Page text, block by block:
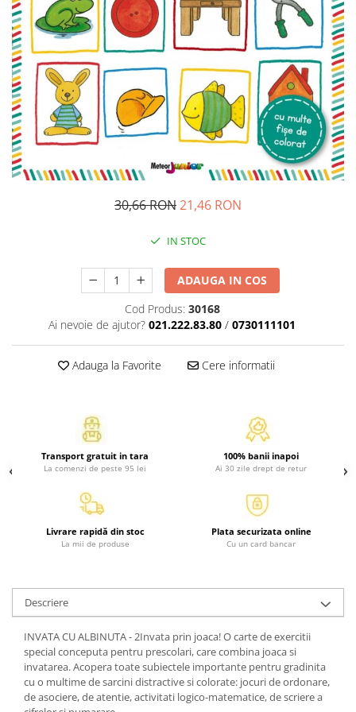
Resurse umane
Vanzari si marketing
Carte scolara
Atlase, dictionare si enciclopedii
Carte prescolara
Carte scolara
Dictionare de limba romana
Ghiduri de conversatie
Carti in limba engleza
Carti pentru copii
Activitati si jocuri pentru copii
Atlase, dictionare si enciclopedii
Carti de colorat
Carti pentru copii
Grafice
Literatura si fictiune
Povesti pentru copii
Povesti si povestiri
Dictionare si enciclopedii
Atlase, dictionare si enciclopedii
Dictionare de limba romana
Dictionare tematice
Enciclopedii
Diete si fitness
Diete si alimentatie sanatoasa
30,66 RON21,46 RON
IN STOC
ADAUGA IN COS
Cod Produs: 30168
Ai nevoie de ajutor? 021.222.83.80 / 0730111101
Adauga la Favorite Cere informatii
Transport gratuit in tara
La comenzi de peste 95 lei
100% banii inapoi
Ai 30 zile drept de retur
Livrare rapidă din stoc
La mii de produse
Plata securizata online
Cu un card bancar
Descriere
INVATA CU ALBINUTA - 2Invata prin joaca! O carte de exercitii
special conceputa pentru prescolari, care combina joaca si
invatarea. Acopera toate subiectele importante pentru gradinita
cu o multime de sarcini distractive si colorate: jocuri de ordonare,
de asociere, de atentie, activitati logico-matematice, de scriere a